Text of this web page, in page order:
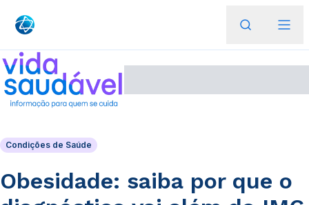
Condições de Saúde
Obesidade: saiba por que o